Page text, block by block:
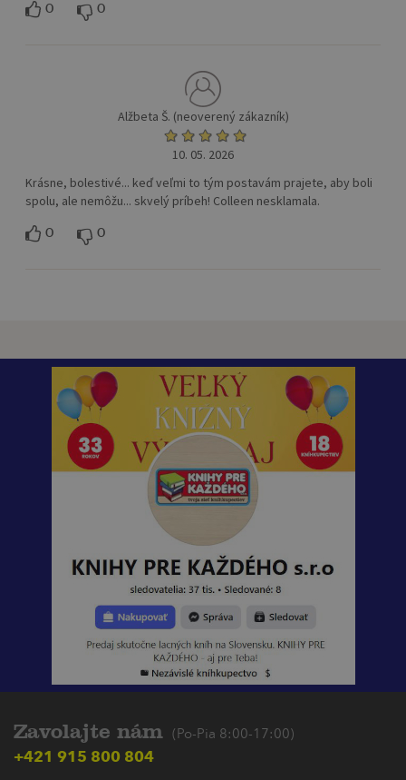
0 0
Alžbeta Š. (neoverený zákazník)
10. 05. 2026
Krásne, bolestivé... keď veľmi to tým postavám prajete, aby boli
spolu, ale nemôžu... skvelý príbeh! Colleen nesklamala.
0 0
Zavolajte nám (Po-Pia 8:00-17:00)
+421 915 800 804